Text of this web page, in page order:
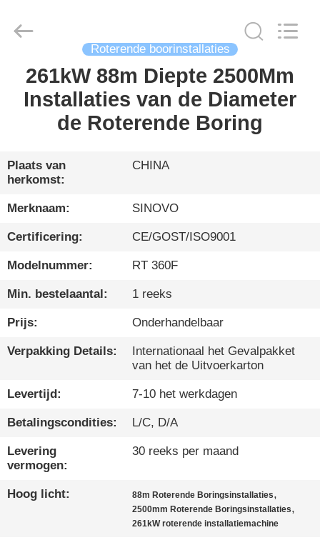
HUIS
PRODUCTEN
VR-
SHOW
ONGEVEER
ONS
FABRIEKSREIS
KWALITEITSCONTROLE
CONTACTEER
ONS
CHAT
NU
Heavy
Industry
Reserved.
Roterende boorinstallaties
261kW 88m Diepte 2500Mm
Installaties van de Diameter
de Roterende Boring
Plaats van
herkomst:
CHINA
Merknaam: SINOVO
Certificering: CE/GOST/ISO9001
Modelnummer: RT 360F
Min. bestelaantal: 1 reeks
Prijs: Onderhandelbaar
Verpakking Details:
Internationaal het Gevalpakket
van het de Uitvoerkarton
Levertijd: 7-10 het werkdagen
Betalingscondities: L/C, D/A
Levering
vermogen:
30 reeks per maand
Hoog licht: 88m Roterende Boringsinstallaties,
2500mm Roterende Boringsinstallaties,
261kW roterende installatiemachine